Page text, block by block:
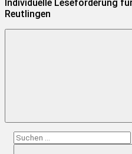
Individuelle Leseförderung
Reutlingen
Suchen
nach: